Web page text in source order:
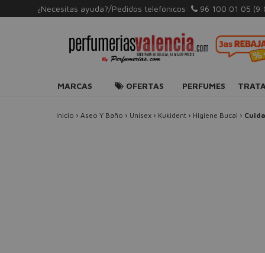
¿Necesitas ayuda?/Pedidos telefónicos: 96 100 01 05
MARCAS OFERTAS PERFUMES
Inicio › Aseo Y Baño › Unisex › Kukident › Higiene Bucal ›